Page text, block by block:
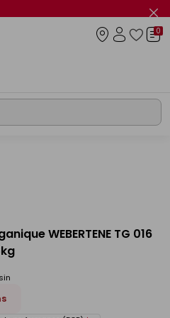
le
info
0
WEBERTENE TG 016